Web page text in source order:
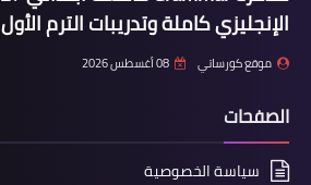
الإنجليزي كاملة وتدريبات الترم الأول
موقع كورساتي 08 أغسطس 2026
الصفحات
سياسة الخصوصية